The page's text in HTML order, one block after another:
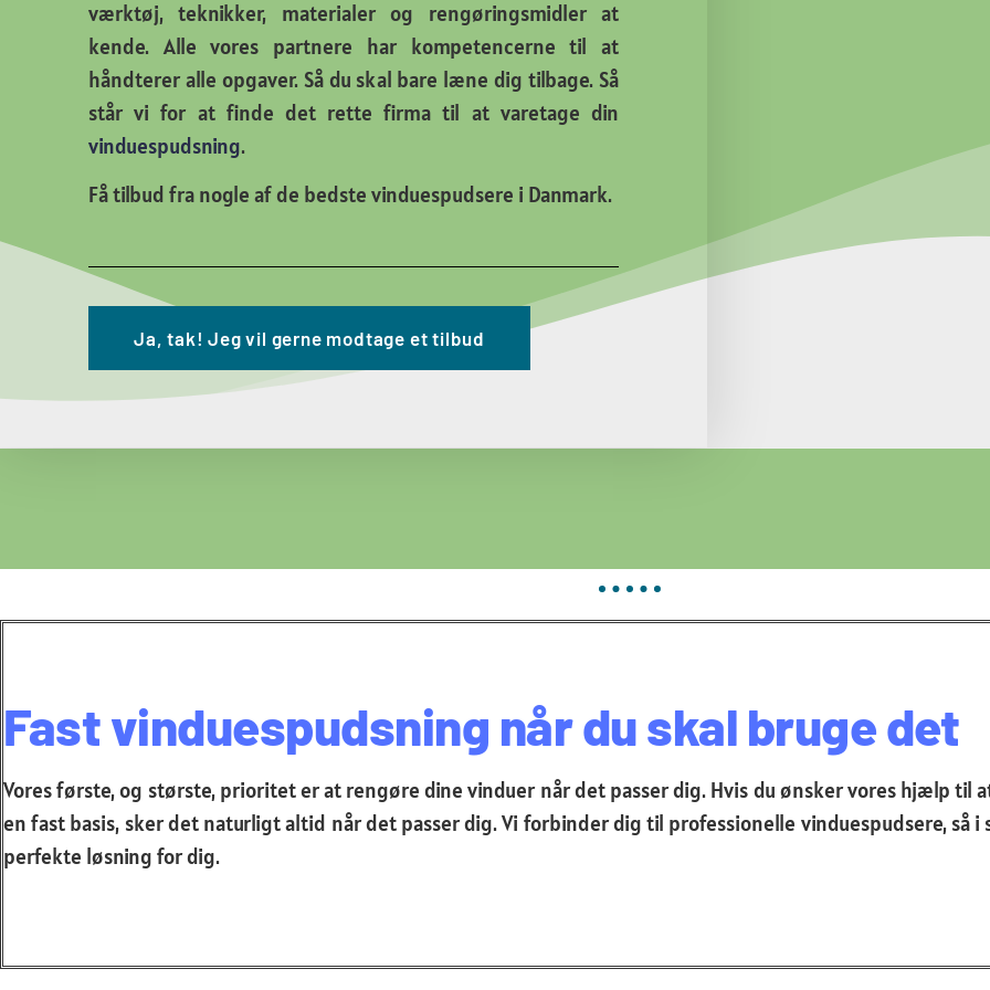
værktøj, teknikker, materialer og rengøringsmidler at
kende. Alle vores partnere har kompetencerne til at
håndterer alle opgaver. Så du skal bare læne dig tilbage. Så
står vi for at finde det rette firma til at varetage din
vinduespudsning.
Få tilbud fra nogle af de bedste vinduespudsere i Danmark.
Ja, tak! Jeg vil gerne modtage et tilbud
Fast vinduespudsning når du skal bruge det
Vores første, og største, prioritet er at rengøre dine vinduer når det passer dig. Hvis du ønsker vores hjælp til
en fast basis, sker det naturligt altid når det passer dig. Vi forbinder dig til professionelle vinduespudsere, så i
perfekte løsning for dig.